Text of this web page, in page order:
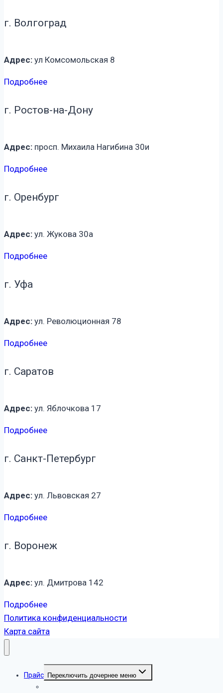
г. Волгоград
Адрес: ул Комсомольская 8
Подробнее
г. Ростов-на-Дону
Адрес: просп. Михаила Нагибина 30и
Подробнее
г. Оренбург
Адрес: ул. Жукова 30а
Подробнее
г. Уфа
Адрес: ул. Революционная 78
Подробнее
г. Саратов
Адрес: ул. Яблочкова 17
Подробнее
г. Санкт-Петербург
Адрес: ул. Львовская 27
Подробнее
г. Воронеж
Адрес: ул. Дмитрова 142
Подробнее
Политика конфиденциальности
Карта сайта
Прайс Переключить дочернее меню